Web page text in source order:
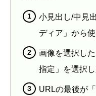
小見出し/中見
ディア」から
画像を選択し
指定」を選択
URLの最後が